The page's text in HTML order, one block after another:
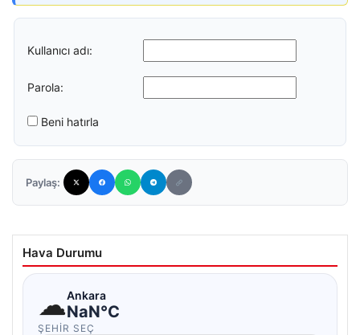
Kullanıcı adı:
Parola:
Beni hatırla
Paylaş:
Hava Durumu
☁Ankara
NaN°C
ŞEHIR SEÇ